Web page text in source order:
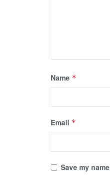
Name *
Email *
Save my